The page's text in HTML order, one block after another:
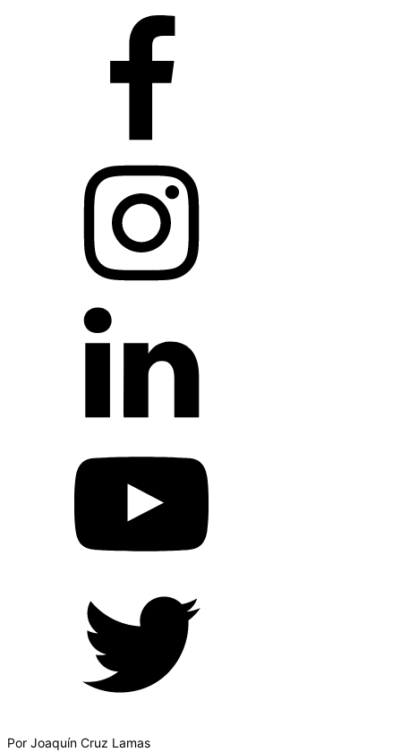
Por Joaquín Cruz Lamas